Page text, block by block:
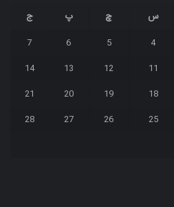
س چ پ
ج
4
5
6
7
11
12
13
14
18
19
20
21
25
26
27
28